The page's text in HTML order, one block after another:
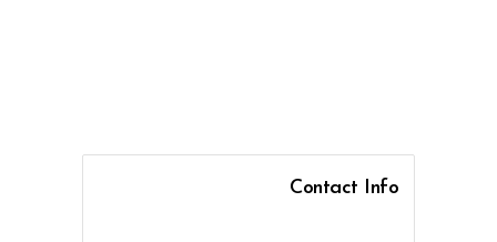
Contact Info